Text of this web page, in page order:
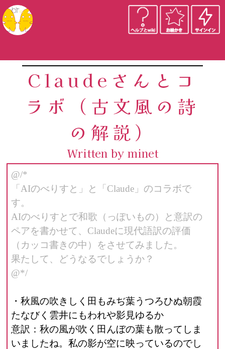
Claudeさんとコ
ラボ（古文風の詩
の解説）
Written by minet
@/*
「AIのべりすと」と「Claude」のコラボで
す。
AIのべりすとで和歌（っぽいもの）と意訳の
ペアを書かせて、Claudeに現代語訳の評価
（カッコ書きの中）をさせてみました。
果たして、どうなるでしょうか？
@*/
・秋風の吹きしく田もみぢ葉うつろひぬ朝霞
たなびく雲井にもわれや影見ゆるか
意訳：秋の風が吹く田んぼの葉も散ってしま
いましたね。私の影が空に映っているのでし